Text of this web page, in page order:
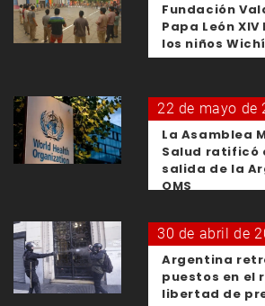
Fundación
Papa León
los niños
22 de mayo de
La Asamblea
Salud ratificó
salida de la
OMS
30 de abril de
Argentina
puestos en el
libertad de